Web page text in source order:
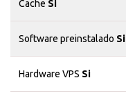
Cache Si
Software preinstalado Si
Hardware VPS Si